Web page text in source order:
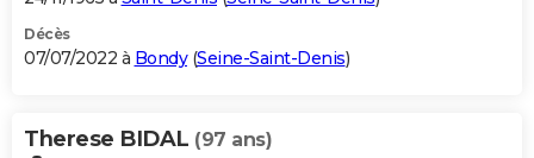
Décès
07/07/2022 à Bondy(Seine-Saint-Denis)
Therese BIDAL (97 ans)